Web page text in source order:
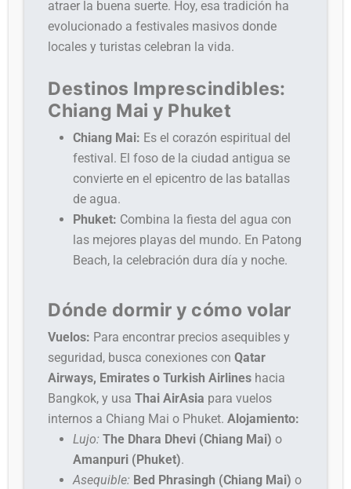
atraer la buena suerte. Hoy, esa tradición ha
evolucionado a festivales masivos donde
locales y turistas celebran la vida.
Destinos Imprescindibles:
Chiang Mai y Phuket
Chiang Mai: Es el corazón espiritual del
festival. El foso de la ciudad antigua se
convierte en el epicentro de las batallas
de agua.
Phuket: Combina la fiesta del agua con
las mejores playas del mundo. En Patong
Beach, la celebración dura día y noche.
Dónde dormir y cómo volar
Vuelos: Para encontrar precios asequibles y
seguridad, busca conexiones conQatar
Airways, Emirates o Turkish Airlines hacia
Bangkok, y usaThai AirAsia para vuelos
internos a Chiang Mai o Phuket.Alojamiento:
Lujo: The Dhara Dhevi (Chiang Mai) o
Amanpuri (Phuket).
Asequible: Bed Phrasingh (Chiang Mai) o